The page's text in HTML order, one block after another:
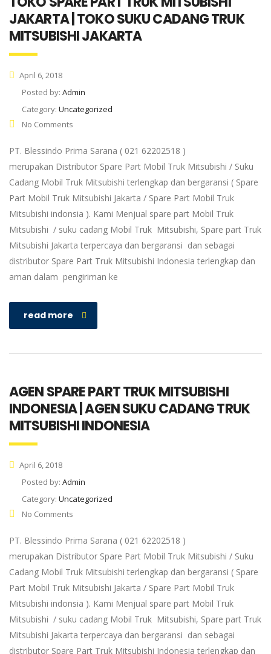
JAKARTA | TOKO SUKU CADANG TRUK
MITSUBISHI JAKARTA
April 6, 2018
Posted by: Admin
Category: Uncategorized
No Comments
PT. Blessindo Prima Sarana ( 021 62202518 )
merupakan Distributor Spare Part Mobil Truk Mitsubishi / Suku
Cadang Mobil Truk Mitsubishi terlengkap dan bergaransi ( Spare
Part Mobil Truk Mitsubishi Jakarta / Spare Part Mobil Truk
Mitsubishi indonsia ). Kami Menjual spare part Mobil Truk
Mitsubishi / suku cadang Mobil Truk Mitsubishi, Spare part Truk
Mitsubishi Jakarta terpercaya dan bergaransi dan sebagai
distributor Spare Part Truk Mitsubishi Indonesia terlengkap dan
aman dalam pengiriman ke
read more
AGEN SPARE PART TRUK MITSUBISHI
INDONESIA | AGEN SUKU CADANG TRUK
MITSUBISHI INDONESIA
April 6, 2018
Posted by: Admin
Category: Uncategorized
No Comments
PT. Blessindo Prima Sarana ( 021 62202518 )
merupakan Distributor Spare Part Mobil Truk Mitsubishi / Suku
Cadang Mobil Truk Mitsubishi terlengkap dan bergaransi ( Spare
Part Mobil Truk Mitsubishi Jakarta / Spare Part Mobil Truk
Mitsubishi indonsia ). Kami Menjual spare part Mobil Truk
Mitsubishi / suku cadang Mobil Truk Mitsubishi, Spare part Truk
Mitsubishi Jakarta terpercaya dan bergaransi dan sebagai
distributor Spare Part Truk Mitsubishi Indonesia terlengkap dan